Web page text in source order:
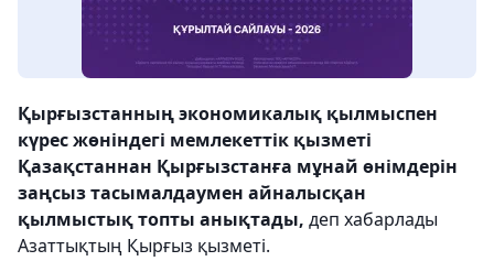
Қырғызстанның экономикалық қылмыспен
күрес жөніндегі мемлекеттік қызметі
Қазақстаннан Қырғызстанға мұнай өнімдерін
заңсыз тасымалдаумен айналысқан
қылмыстық топты анықтады, деп хабарлады
Азаттықтың Қырғыз қызметі.